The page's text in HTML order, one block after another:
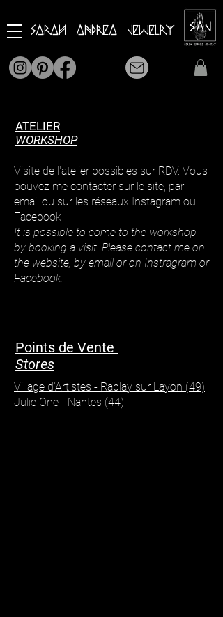
Sarah Andrea Jewelry
ATELIER
WORKSHOP
Visite de l'atelier possibles sur RDV. Vous
pouvez me contacter sur le site, par
email ou sur les réseaux Instagram ou
Facebook
It is possible to come to the workshop
by booking a visit. Please contact me on
the website, by email or on Instragram or
Facebook.
Points de Vente
Stores
Village d'Artistes - Rablay sur Layon (49)
Julie One - Nantes (44)